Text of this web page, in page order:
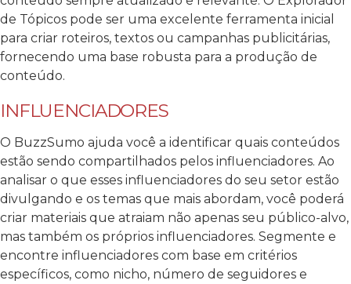
de Tópicos pode ser uma excelente ferramenta inicial
para criar roteiros, textos ou campanhas publicitárias,
fornecendo uma base robusta para a produção de
conteúdo.
INFLUENCIADORES
O BuzzSumo ajuda você a identificar quais conteúdos
estão sendo compartilhados pelos influenciadores. Ao
analisar o que esses influenciadores do seu setor estão
divulgando e os temas que mais abordam, você poderá
criar materiais que atraiam não apenas seu público-alvo,
mas também os próprios influenciadores. Segmente e
encontre influenciadores com base em critérios
específicos, como nicho, número de seguidores e